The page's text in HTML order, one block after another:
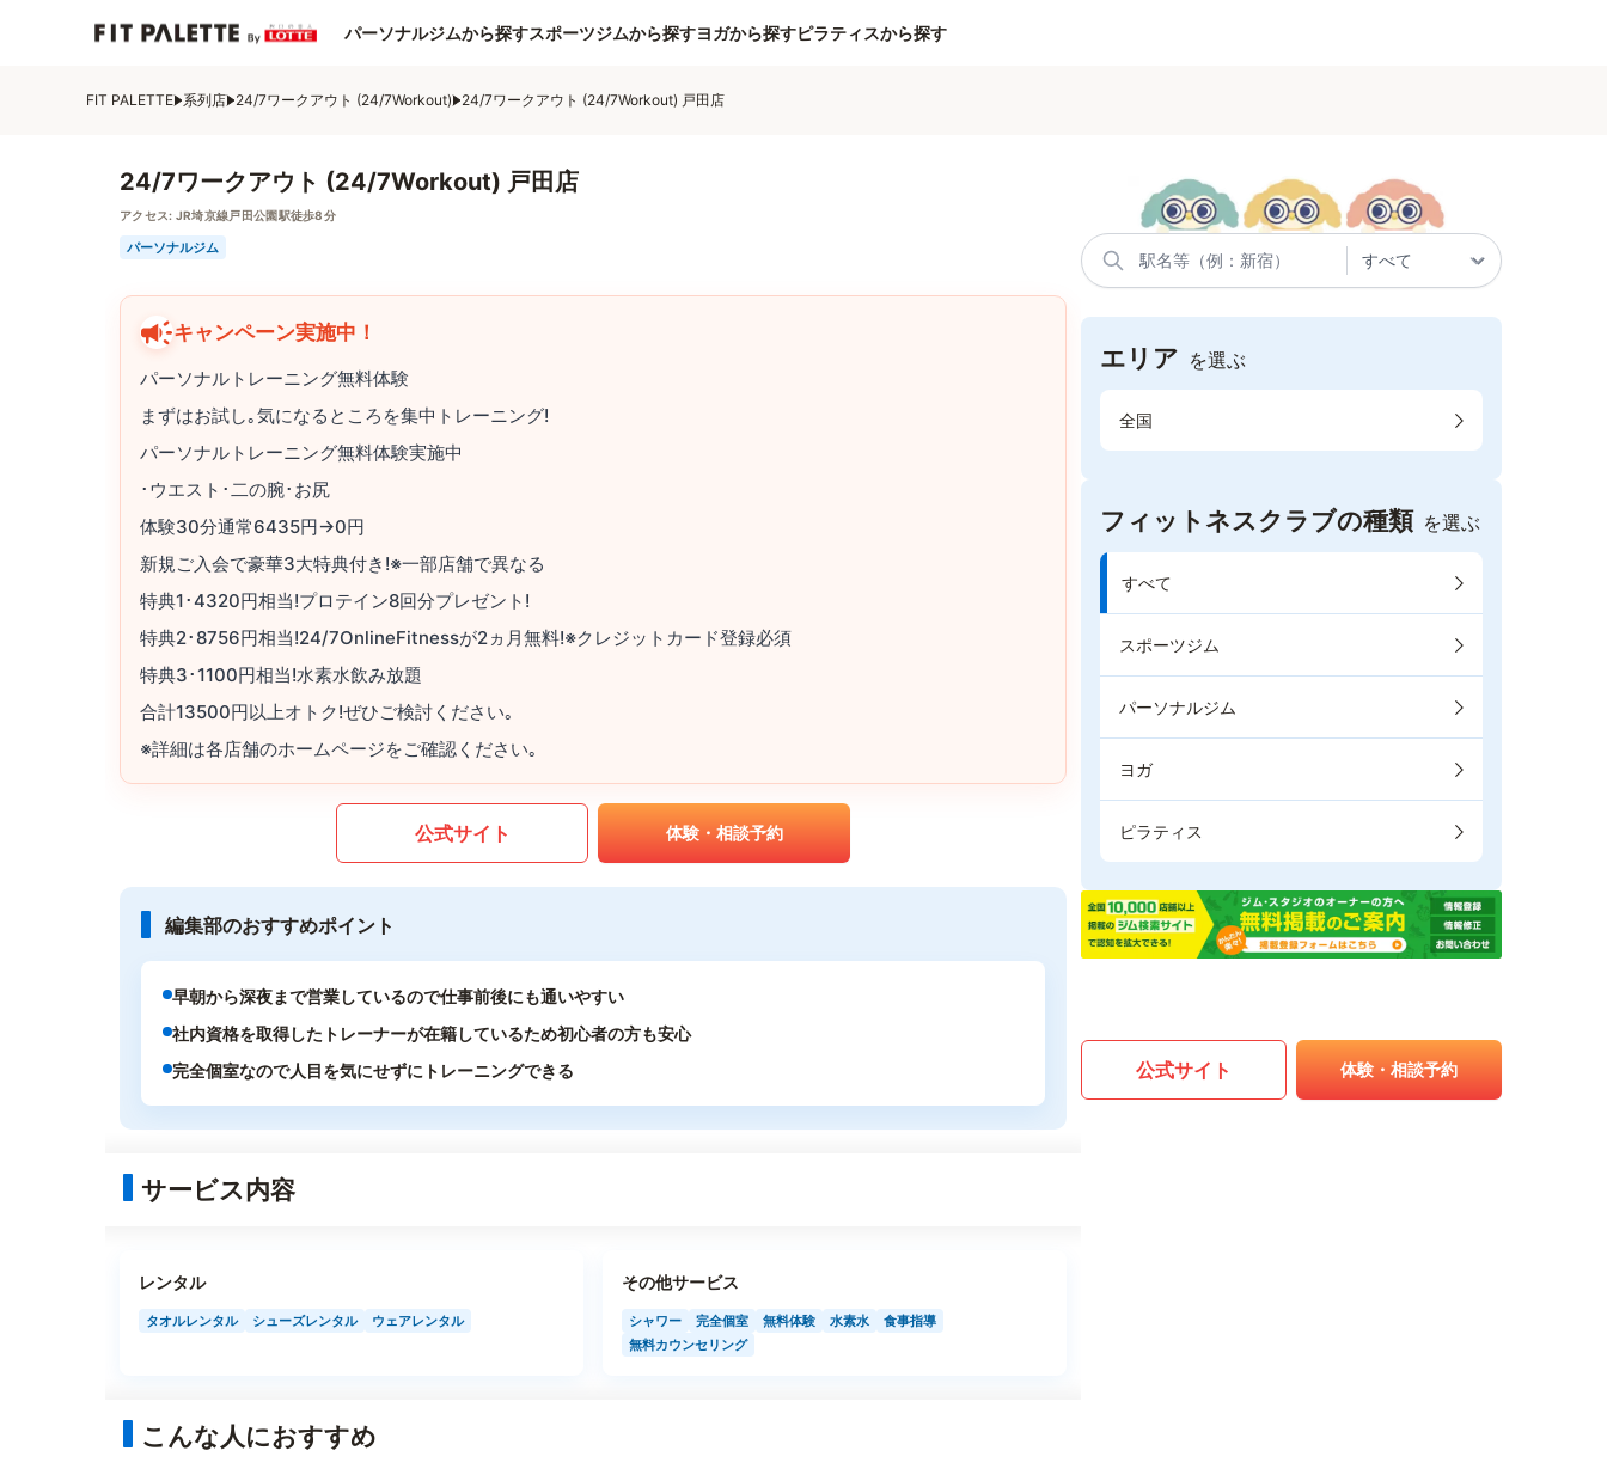
パーソナルジムから探すスポーツジムから探すヨガから探すピラティスから探す
FIT PALETTE 系列店 24/7ワークアウト (24/7Workout) 24/7ワークアウト (24/7Workout) 戸田店
24/7ワークアウト (24/7Workout) 戸田店
アクセス: JR埼京線戸田公園駅徒歩8分
パーソナルジム
キャンペーン実施中！
パーソナルトレーニング無料体験
まずはお試し｡気になるところを集中トレーニング!
パーソナルトレーニング無料体験実施中
･ウエスト･二の腕･お尻
体験30分通常6435円→0円
新規ご入会で豪華3大特典付き!※一部店舗で異なる
特典1･4320円相当!プロテイン8回分プレゼント!
特典2･8756円相当!24/7OnlineFitnessが2ヵ月無料!※クレジットカード登録必須
特典3･1100円相当!水素水飲み放題
合計13500円以上オトク!ぜひご検討ください｡
※詳細は各店舗のホームページをご確認ください｡
公式サイト 体験・相談予約
編集部のおすすめポイント
早朝から深夜まで営業しているので仕事前後にも通いやすい
社内資格を取得したトレーナーが在籍しているため初心者の方も安心
完全個室なので人目を気にせずにトレーニングできる
サービス内容
レンタル
タオルレンタル シューズレンタル ウェアレンタル
その他サービス
シャワー 完全個室 無料体験 水素水
食事指導
無料カウンセリング
こんな人におすすめ
エリア を選ぶ
全国
フィットネスクラブの種類 を選ぶ
すべて
スポーツジム
パーソナルジム
ヨガ
ピラティス
公式サイト 体験・相談予約